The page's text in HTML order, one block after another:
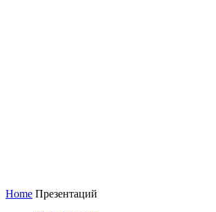
Home Презентаций